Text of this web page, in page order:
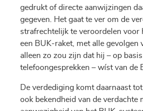
gedrukt of directe aanwijzingen
gegeven. Het gaat te ver om de
strafrechtelijk te veroordelen voor
een BUK-raket, met alle gevolgen
alleen zo zou zijn dat hij – op
telefoongesprekken – wíst van de
De verdediging komt daarnaast
ook bekendheid van de verdachte